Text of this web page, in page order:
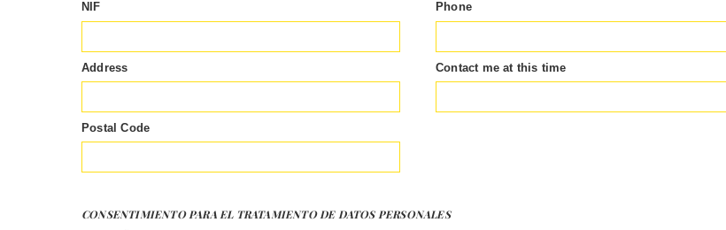
NIF
Address
Postal Code
Phone
Contact me at this time
CONSENTIMIENTO PARA EL TRATAMIENTO DE DATOS PERSONALES